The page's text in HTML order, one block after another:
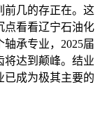
前几的存正在。这
点看看辽宁石油化
承专业，2025届
将达到颠峰。结业
已成为极其主要的